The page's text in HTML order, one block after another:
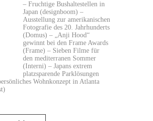
– Fruchtige Bushaltestellen in
Japan (designboom) –
Ausstellung zur amerikanischen
Fotografie des 20. Jahrhunderts
(Domus) – „Anji Hood“
gewinnt bei den Frame Awards
(Frame) – Sieben Filme für
den mediterranen Sommer
(Interni) – Japans extrem
platzsparende Parklösungen
Wohnkonzept in Atlanta